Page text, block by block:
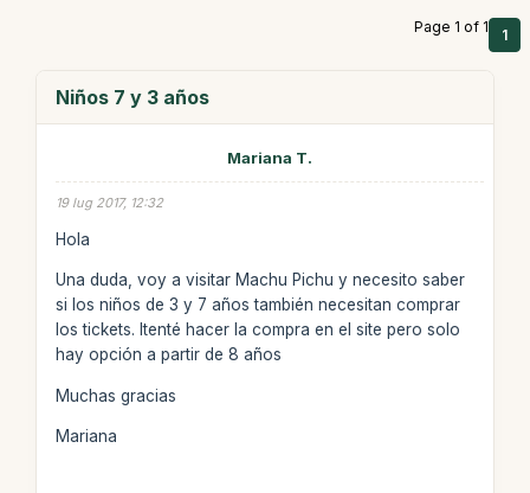
Page 1 of 1 1
Niños 7 y 3 años
Mariana T.
19 lug 2017, 12:32
Hola
Una duda, voy a visitar Machu Pichu y necesito saber
si los niños de 3 y 7 años también necesitan comprar
los tickets. Itenté hacer la compra en el site pero solo
hay opción a partir de 8 años
Muchas gracias
Mariana